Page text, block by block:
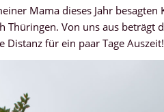
Mama dieses Jahr besagten
Von uns aus beträgt
für ein paar Tage Auszeit!